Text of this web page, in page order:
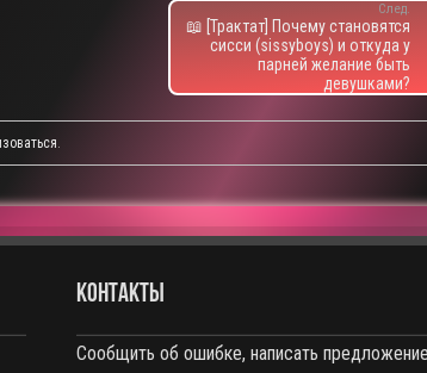
След.
📖 [Трактат] Почему становятся
сисси (sissyboys) и откуда у
парней желание быть
девушками?
.
КОНТАКТЫ
Сообщить об ошибке, написать